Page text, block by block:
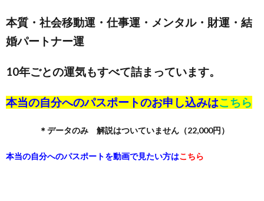
本質・社会移動運・仕事運・メンタル・財運・結
婚パートナー運
10年ごとの運気もすべて詰まっています。
本当の自分へのパスポートのお申し込みはこちら
＊データのみ 解説はついていません（22,000円）
本当の自分へのパスポートを動画で見たい方はこちら